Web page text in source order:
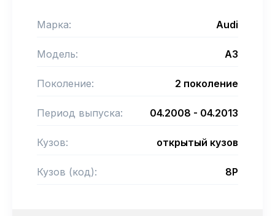
Марка: Audi
Модель: A3
Поколение: 2 поколение
Период выпуска: 04.2008 - 04.2013
Кузов: открытый кузов
Кузов (код): 8P